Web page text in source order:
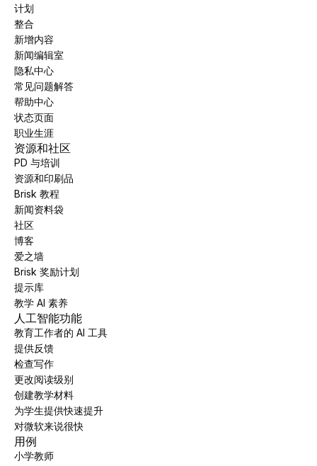
计划
整合
新增内容
新闻编辑室
隐私中心
常见问题解答
帮助中心
状态页面
职业生涯
资源和社区
PD 与培训
资源和印刷品
Brisk 教程
新闻资料袋
社区
博客
爱之墙
Brisk 奖励计划
提示库
教学 AI 素养
人工智能功能
教育工作者的 AI 工具
提供反馈
检查写作
更改阅读级别
创建教学材料
为学生提供快速提升
对微软来说很快
用例
小学教师